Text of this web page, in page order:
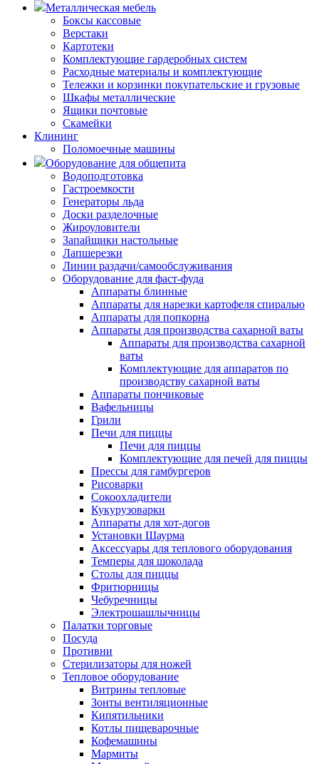
Металлическая мебель
Боксы кассовые
Верстаки
Картотеки
Комплектующие гардеробных систем
Расходные материалы и комплектующие
Тележки и корзинки покупательские и грузовые
Шкафы металлические
Ящики почтовые
Скамейки
Клининг
Поломоечные машины
Оборудование для общепита
Водоподготовка
Гастроемкости
Генераторы льда
Доски разделочные
Жироуловители
Запайщики настольные
Лапшерезки
Линии раздачи/самообслуживания
Оборудование для фаст-фуда
Аппараты блинные
Аппараты для нарезки картофеля спиралью
Аппараты для попкорна
Аппараты для производства сахарной ваты
Аппараты для производства сахарной
ваты
Комплектующие для аппаратов по
производству сахарной ваты
Аппараты пончиковые
Вафельницы
Грили
Печи для пиццы
Печи для пиццы
Комплектующие для печей для пиццы
Прессы для гамбургеров
Рисоварки
Сокоохладители
Кукурузоварки
Аппараты для хот-догов
Установки Шаурма
Аксессуары для теплового оборудования
Темперы для шоколада
Столы для пиццы
Фритюрницы
Чебуречницы
Электрошашлычницы
Палатки торговые
Посуда
Противни
Стерилизаторы для ножей
Тепловое оборудование
Витрины тепловые
Зонты вентиляционные
Кипятильники
Котлы пищеварочные
Кофемашины
Мармиты